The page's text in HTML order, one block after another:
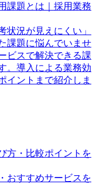
課題とは｜採用業務
状況が見えにくい」
課題に悩んでいませ
ビスで解決できる課
。導入による業務効
イントまで紹介しま
方・比較ポイントを
おすすめサービスを